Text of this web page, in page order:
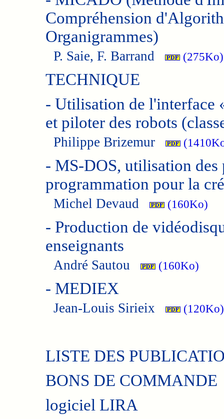
Compréhension
Organigrammes)
P. Saie, F. Barrand (275Ko)
TECHNIQUE
- Utilisation de l'interface
et piloter des robots
Philippe Brizemur
- MS-DOS, utilisation des
programmation pour la
Michel Devaud (160Ko)
- Production de
enseignants
André Sautou (160Ko)
- MEDIEX
Jean-Louis Sirieix (120Ko)
LISTE DES
BONS DE COMMANDE
logiciel LIRA